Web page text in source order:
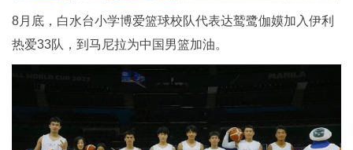
8月底，白水台小学博爱篮球校队代表达鹫鹭伽嫫加入伊利
热爱33队，到马尼拉为中国男篮加油。